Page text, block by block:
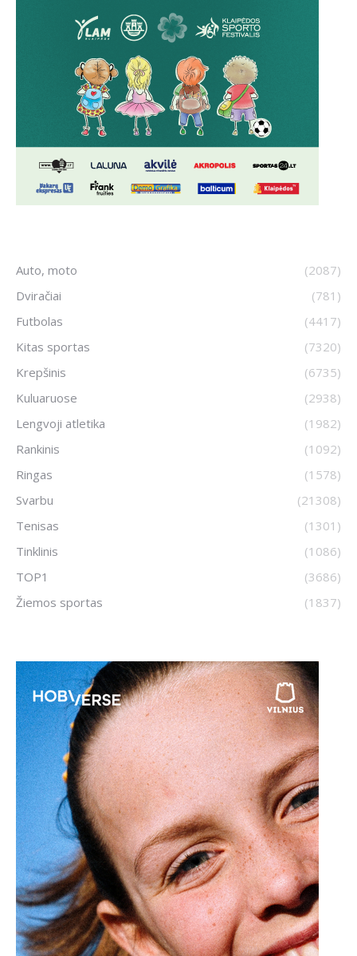
Auto, moto
(2087)
Dviračiai
(781)
Futbolas
(4417)
Kitas sportas
(7320)
Krepšinis
(6735)
Kuluaruose
(2938)
Lengvoji atletika
(1982)
Rankinis
(1092)
Ringas
(1578)
Svarbu
(21308)
Tenisas
(1301)
Tinklinis
(1086)
TOP1
(3686)
Žiemos sportas
(1837)